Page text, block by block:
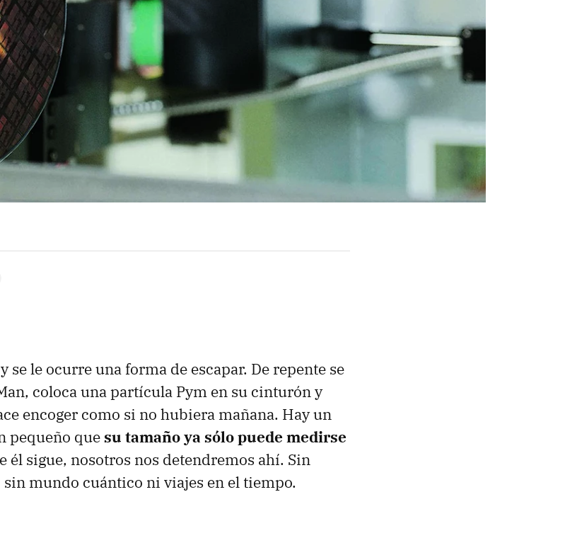
se le ocurre una forma de escapar. De repente se
coloca una partícula Pym en su cinturón y
encoger como si no hubiera mañana. Hay un
pequeño quesu tamaño ya sólo puede medirse
él sigue, nosotros nos detendremos ahí. Sin
mundo cuántico ni viajes en el tiempo.